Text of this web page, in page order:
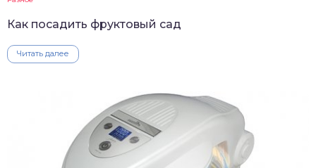
Как посадить фруктовый сад
Читать далее